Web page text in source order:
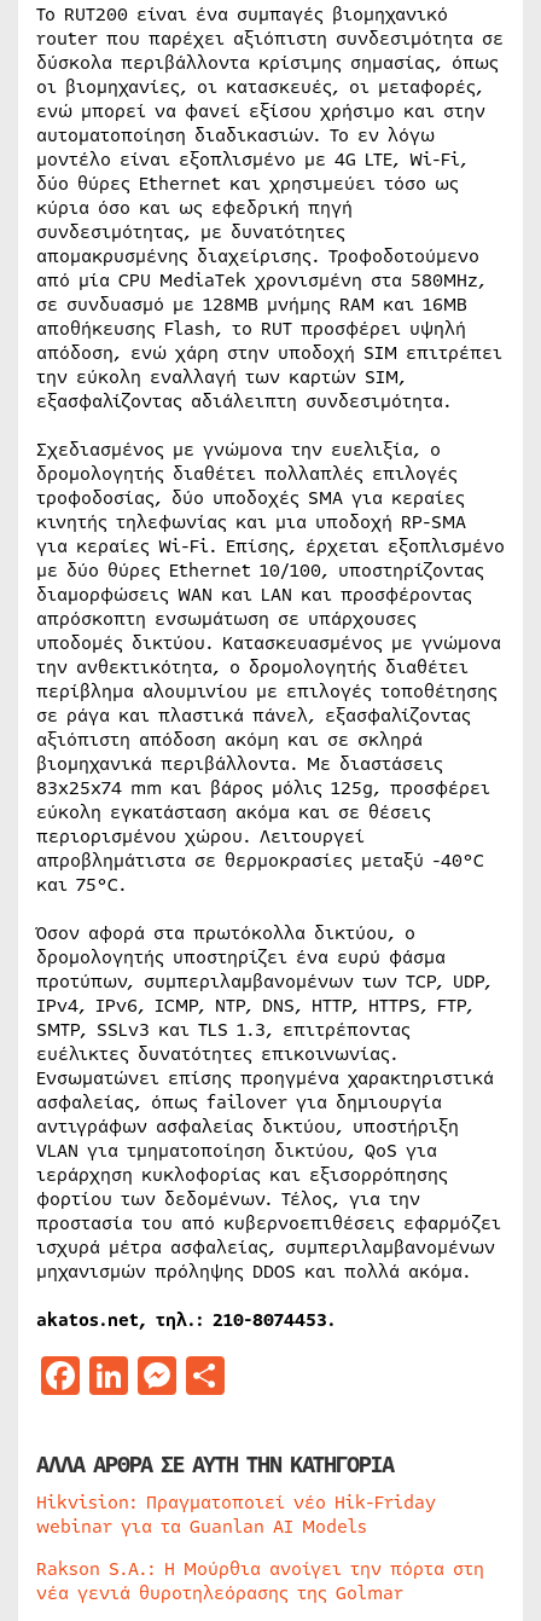
Το RUT200 είναι ένα συμπαγές βιομηχανικό
router που παρέχει αξιόπιστη συνδεσιμότητα σε
δύσκολα περιβάλλοντα κρίσιμης σημασίας, όπως
οι βιομηχανίες, οι κατασκευές, οι μεταφορές,
ενώ μπορεί να φανεί εξίσου χρήσιμο και στην
αυτοματοποίηση διαδικασιών. Το εν λόγω
μοντέλο είναι εξοπλισμένο με 4G LTE, Wi-Fi,
δύο θύρες Ethernet και χρησιμεύει τόσο ως
κύρια όσο και ως εφεδρική πηγή
συνδεσιμότητας, με δυνατότητες
απομακρυσμένης διαχείρισης. Τροφοδοτούμενο
από μία CPU MediaTek χρονισμένη στα 580MHz,
σε συνδυασμό με 128MB μνήμης RAM και 16MB
αποθήκευσης Flash, το RUT προσφέρει υψηλή
απόδοση, ενώ χάρη στην υποδοχή SIM επιτρέπει
την εύκολη εναλλαγή των καρτών SIM,
εξασφαλίζοντας αδιάλειπτη συνδεσιμότητα.
Σχεδιασμένος με γνώμονα την ευελιξία, ο
δρομολογητής διαθέτει πολλαπλές επιλογές
τροφοδοσίας, δύο υποδοχές SMA για κεραίες
κινητής τηλεφωνίας και μια υποδοχή RP-SMA
για κεραίες Wi-Fi. Επίσης, έρχεται εξοπλισμένο
με δύο θύρες Ethernet 10/100, υποστηρίζοντας
διαμορφώσεις WAN και LAN και προσφέροντας
απρόσκοπτη ενσωμάτωση σε υπάρχουσες
υποδομές δικτύου. Κατασκευασμένος με γνώμονα
την ανθεκτικότητα, ο δρομολογητής διαθέτει
περίβλημα αλουμινίου με επιλογές τοποθέτησης
σε ράγα και πλαστικά πάνελ, εξασφαλίζοντας
αξιόπιστη απόδοση ακόμη και σε σκληρά
βιομηχανικά περιβάλλοντα. Με διαστάσεις
83x25x74 mm και βάρος μόλις 125g, προσφέρει
εύκολη εγκατάσταση ακόμα και σε θέσεις
περιορισμένου χώρου. Λειτουργεί
απροβλημάτιστα σε θερμοκρασίες μεταξύ -40°C
και 75°C.
Όσον αφορά στα πρωτόκολλα δικτύου, ο
δρομολογητής υποστηρίζει ένα ευρύ φάσμα
προτύπων, συμπεριλαμβανομένων των TCP, UDP,
IPv4, IPv6, ICMP, NTP, DNS, HTTP, HTTPS, FTP,
SMTP, SSLv3 και TLS 1.3, επιτρέποντας
ευέλικτες δυνατότητες επικοινωνίας.
Ενσωματώνει επίσης προηγμένα χαρακτηριστικά
ασφαλείας, όπως failover για δημιουργία
αντιγράφων ασφαλείας δικτύου, υποστήριξη
VLAN για τμηματοποίηση δικτύου, QoS για
ιεράρχηση κυκλοφορίας και εξισορρόπησης
φορτίου των δεδομένων. Τέλος, για την
προστασία του από κυβερνοεπιθέσεις εφαρμόζει
ισχυρά μέτρα ασφαλείας, συμπεριλαμβανομένων
μηχανισμών πρόληψης DDOS και πολλά ακόμα.
akatos.net, τηλ.: 210-8074453.
Facebook
LinkedIn
Messenger
ΑΛΛΑ ΑΡΘΡΑ ΣΕ ΑΥΤΗ ΤΗΝ ΚΑΤΗΓΟΡΙΑ
Hikvision: Πραγματοποιεί νέο Hik-Friday
webinar για τα Guanlan AI Models
Rakson S.A.: Η Μούρθια ανοίγει την πόρτα στη
νέα γενιά θυροτηλεόρασης της Golmar